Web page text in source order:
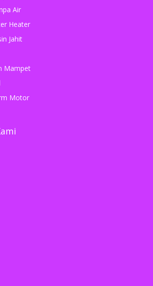
Air
Heater
Jahit
Mampet
Motor